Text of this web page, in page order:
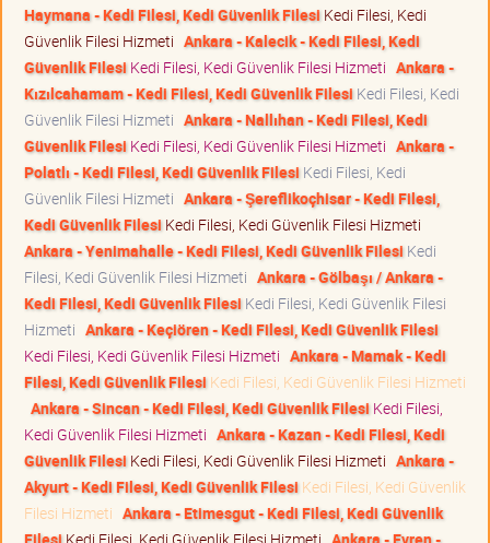
Haymana - Kedi Filesi, Kedi Güvenlik Filesi Kedi Filesi, Kedi
Güvenlik Filesi Hizmeti Ankara - Kalecik - Kedi Filesi, Kedi
Güvenlik Filesi Kedi Filesi, Kedi Güvenlik Filesi Hizmeti Ankara -
Kızılcahamam - Kedi Filesi, Kedi Güvenlik Filesi Kedi Filesi, Kedi
Güvenlik Filesi Hizmeti Ankara - Nallıhan - Kedi Filesi, Kedi
Güvenlik Filesi Kedi Filesi, Kedi Güvenlik Filesi Hizmeti Ankara -
Polatlı - Kedi Filesi, Kedi Güvenlik Filesi Kedi Filesi, Kedi
Güvenlik Filesi Hizmeti Ankara - Şereflikoçhisar - Kedi Filesi,
Kedi Güvenlik Filesi Kedi Filesi, Kedi Güvenlik Filesi Hizmeti
Ankara - Yenimahalle - Kedi Filesi, Kedi Güvenlik Filesi Kedi
Filesi, Kedi Güvenlik Filesi Hizmeti Ankara - Gölbaşı / Ankara -
Kedi Filesi, Kedi Güvenlik Filesi Kedi Filesi, Kedi Güvenlik Filesi
Hizmeti Ankara - Keçiören - Kedi Filesi, Kedi Güvenlik Filesi
Kedi Filesi, Kedi Güvenlik Filesi Hizmeti Ankara - Mamak - Kedi
Filesi, Kedi Güvenlik Filesi Kedi Filesi, Kedi Güvenlik Filesi Hizmeti
Ankara - Sincan - Kedi Filesi, Kedi Güvenlik Filesi Kedi Filesi,
Kedi Güvenlik Filesi Hizmeti Ankara - Kazan - Kedi Filesi, Kedi
Güvenlik Filesi Kedi Filesi, Kedi Güvenlik Filesi Hizmeti Ankara -
Akyurt - Kedi Filesi, Kedi Güvenlik Filesi Kedi Filesi, Kedi Güvenlik
Filesi Hizmeti Ankara - Etimesgut - Kedi Filesi, Kedi Güvenlik